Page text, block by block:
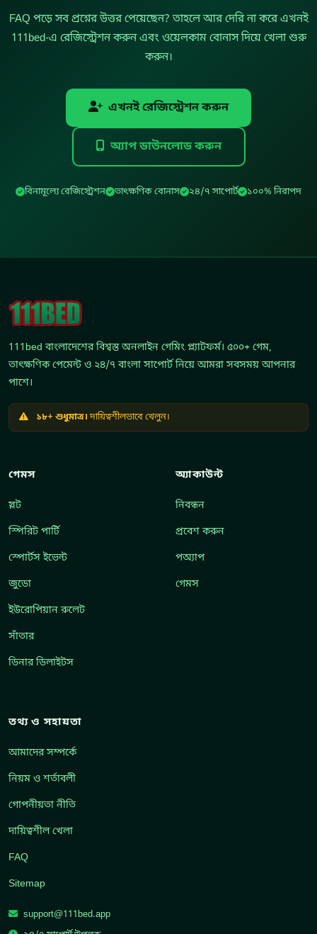
FAQ পড়ে সব প্রশ্নের উত্তর পেয়েছেন? তাহলে আর দেরি না করে এখনই
111bed-এ রেজিস্ট্রেশন করুন এবং ওয়েলকাম বোনাস দিয়ে খেলা শুরু
করুন।
এখনই রেজিস্ট্রেশন করুন
অ্যাপ ডাউনলোড করুন
বিনামূল্যে রেজিস্ট্রেশন তাৎক্ষণিক বোনাস ২৪/৭ সাপোর্ট ১০০% নিরাপদ
111bed বাংলাদেশের বিশ্বস্ত অনলাইন গেমিং প্ল্যাটফর্ম। ৫০০+ গেম,
তাৎক্ষণিক পেমেন্ট ও ২৪/৭ বাংলা সাপোর্ট নিয়ে আমরা সবসময় আপনার
পাশে।
১৮+ শুধুমাত্র।দায়িত্বশীলভাবে খেলুন।
গেমস
স্লট
স্পিরিট পার্টি
স্পোর্টস ইভেন্ট
জুডো
ইউরোপিয়ান রুলেট
সাঁতার
ডিনার ডিলাইটস
অ্যাকাউন্ট
নিবন্ধন
প্রবেশ করুন
পঅ্যাপ
গেমস
তথ্য ও সহায়তা
আমাদের সম্পর্কে
নিয়ম ও শর্তাবলী
গোপনীয়তা নীতি
দায়িত্বশীল খেলা
FAQ
Sitemap
support@111bed.app